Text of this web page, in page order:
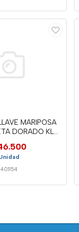
MARIPOSA
DORADO KL-
401154